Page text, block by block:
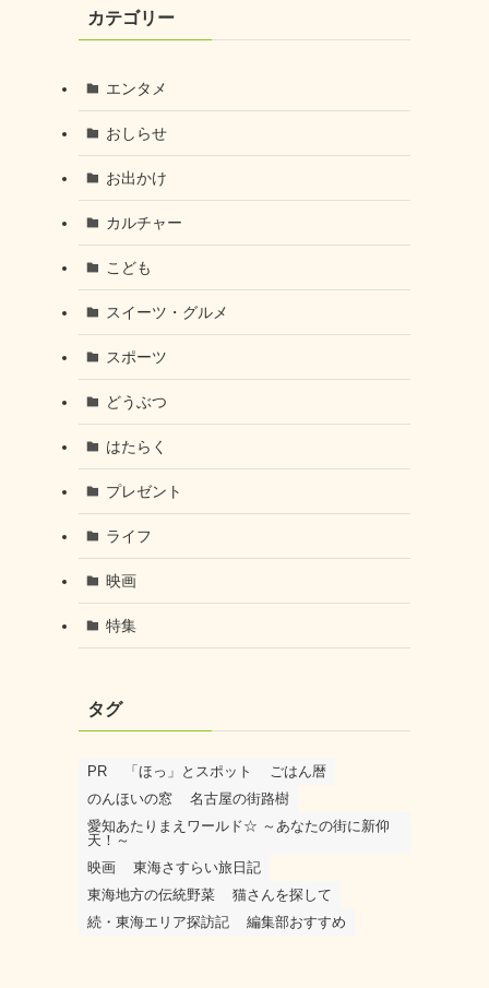
カテゴリー
エンタメ
おしらせ
お出かけ
カルチャー
こども
スイーツ・グルメ
スポーツ
どうぶつ
はたらく
プレゼント
ライフ
映画
特集
タグ
PR 「ほっ」とスポット
ごはん暦
のんほいの窓
名古屋の街路樹
愛知あたりまえワールド☆ ～あなたの街に新仰
天！～
映画
東海さすらい旅日記
東海地方の伝統野菜
猫さんを探して
続・東海エリア探訪記
編集部おすすめ